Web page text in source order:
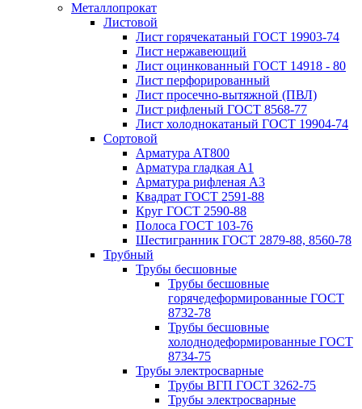
Металлопрокат
Листовой
Лист горячекатаный ГОСТ 19903-74
Лист нержавеющий
Лист оцинкованный ГОСТ 14918 - 80
Лист перфорированный
Лист просечно-вытяжной (ПВЛ)
Лист рифленый ГОСТ 8568-77
Лист холоднокатаный ГОСТ 19904-74
Сортовой
Арматура АТ800
Арматура гладкая А1
Арматура рифленая А3
Квадрат ГОСТ 2591-88
Круг ГОСТ 2590-88
Полоса ГОСТ 103-76
Шестигранник ГОСТ 2879-88, 8560-78
Трубный
Трубы бесшовные
Трубы бесшовные
горячедеформированные ГОСТ
8732-78
Трубы бесшовные
холоднодеформированные ГОСТ
8734-75
Трубы электросварные
Трубы ВГП ГОСТ 3262-75
Трубы электросварные